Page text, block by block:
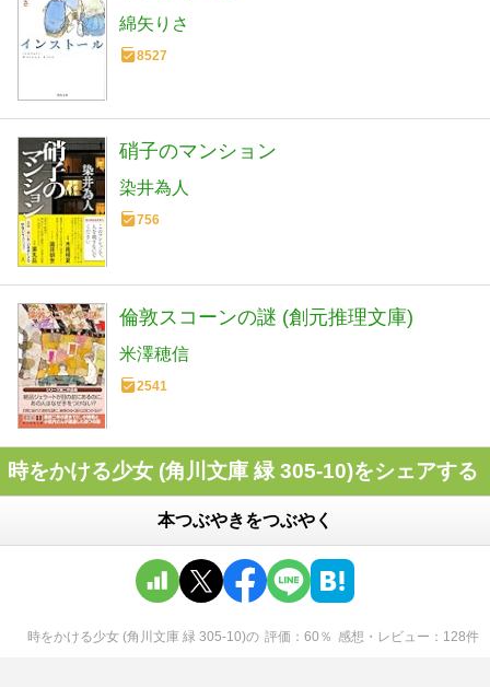
綿矢りさ
8527
硝子のマンション
染井為人
756
倫敦スコーンの謎 (創元推理文庫)
米澤穂信
2541
時をかける少女 (角川文庫 緑 305-10)をシェアする
本つぶやきをつぶやく
時をかける少女 (角川文庫 緑 305-10)の 評価 60 ％ 感想・レビュー 128件